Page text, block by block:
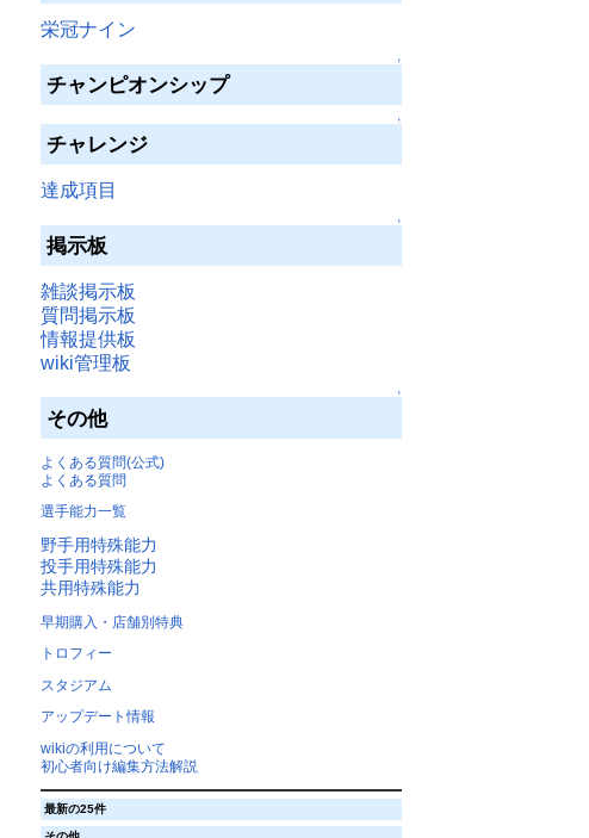
栄冠ナイン
↑
チャンピオンシップ
↑
チャレンジ
達成項目
↑
掲示板
雑談掲示板
質問掲示板
情報提供板
wiki管理板
↑
その他
よくある質問(公式)
よくある質問
選手能力一覧
野手用特殊能力
投手用特殊能力
共用特殊能力
早期購入・店舗別特典
トロフィー
スタジアム
アップデート情報
wikiの利用について
初心者向け編集方法解説
最新の25件